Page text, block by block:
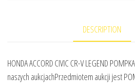
DESCRIPTION
HONDA ACCORD CIVIC CR-V LEGEND
naszych aukcjachPrzedmiotem aukcji jest